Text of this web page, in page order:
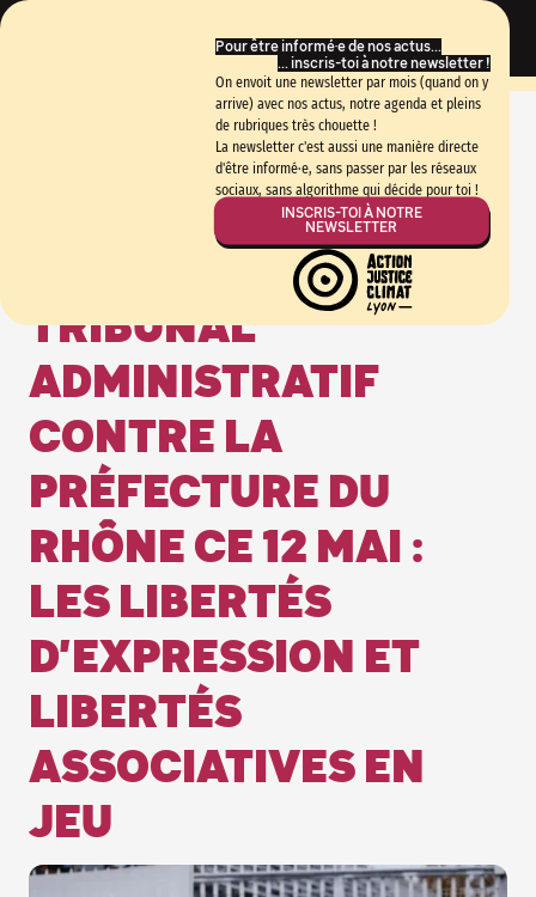
X
Pour être informé·e de nos actus...
... inscris-toi à notre newsletter !
On envoit une newsletter par mois (quand on y
arrive) avec nos actus, notre agenda et pleins
de rubriques très chouette !
La newsletter c'est aussi une manière directe
d'être informé·e, sans passer par les réseaux
sociaux, sans algorithme qui décide pour toi !
INSCRIS-TOI À NOTRE
NEWSLETTER
Retour aux articles
AUDIENCE AU
TRIBUNAL
ADMINISTRATIF
CONTRE LA
PRÉFECTURE DU
RHÔNE CE 12 MAI :
LES LIBERTÉS
D’EXPRESSION ET
LIBERTÉS
ASSOCIATIVES EN
JEU